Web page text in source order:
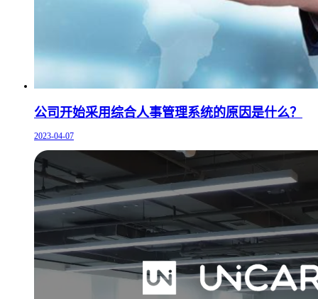
公司开始采用综合人事管理系统的原因是什么？
2023-04-07